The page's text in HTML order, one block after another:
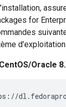
for
d'exploitation:
Oracle